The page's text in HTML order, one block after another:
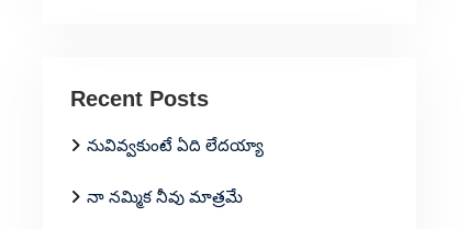
Recent Posts
నువివ్వకుంటే ఏది లేదయ్యా
నా నమ్మిక నీవు మాత్రమే